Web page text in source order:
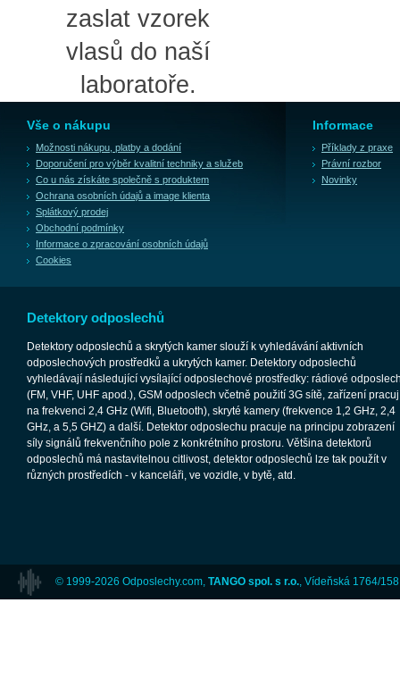
zaslat vzorek
vlasů do naší
laboratoře.
Vše o nákupu
Možnosti nákupu, platby a dodání
Doporučení pro výběr kvalitní techniky a služeb
Co u nás získáte společně s produktem
Ochrana osobních údajů a image klienta
Splátkový prodej
Obchodní podmínky
Informace o zpracování osobních údajů
Cookies
Informace
Příklady z praxe
Právní rozbor
Novinky
Detektory odposlechů
Detektory odposlechů a skrytých kamer slouží k vyhledávání aktivních
odposlechových prostředků a ukrytých kamer. Detektory odposlechů
vyhledávají následující vysílající odposlechové prostředky: rádiové
(FM, VHF, UHF apod.), GSM odposlech včetně použití 3G sítě, zařízení
na frekvenci 2,4 GHz (Wifi, Bluetooth), skryté kamery (frekvence 1,2 GHz, 2,4
GHz, a 5,5 GHZ) a další. Detektor odposlechu pracuje na principu zobrazení
síly signálů frekvenčního pole z konkrétního prostoru. Většina detektorů
odposlechů má nastavitelnou citlivost, detektor odposlechů lze tak použít v
různých prostředích - v kanceláři, ve vozidle, v bytě, atd.
© 1999-2026 Odposlechy.com, TANGO spol. s r.o. , Vídeňská 1764/